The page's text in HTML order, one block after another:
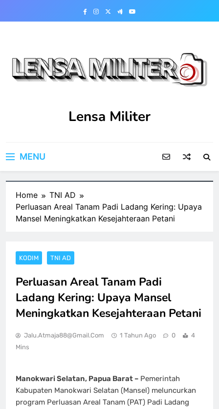
Lensa Militer
MENU
Home
TNI AD
Perluasan Areal Tanam Padi Ladang Kering: Upaya
Mansel Meningkatkan Kesejahteraan Petani
KODIM TNI AD
Perluasan Areal Tanam Padi
Ladang Kering: Upaya Mansel
Meningkatkan Kesejahteraan Petani
Jalu.atmaja88@gmail.com 1 Tahun Ago 0
4
Mins
Manokwari Selatan, Papua Barat – Pemerintah
Kabupaten Manokwari Selatan (Mansel) meluncurkan
program Perluasan Areal Tanam (PAT) Padi Ladang